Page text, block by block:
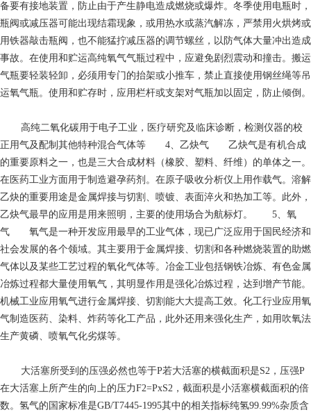
备要有接地装置，防止由于产生静电造成燃烧或爆炸。冬季使用电瓶时，
瓶阀或减压器可能出现结霜现象，或用热水或蒸汽解冻，严禁用火烘烤或
用铁器敲击瓶阀，也不能猛拧减压器的调节螺丝，以防气体大量冲出造成
事故。在使用和贮运高纯氧气气瓶过程中，应避免剧烈震动和撞击。搬运
气瓶要轻装轻卸，必须用专门的抬架或小推车，禁止直接使用钢丝绳等吊
运氧气瓶。使用和贮存时，应用栏杆或支架对气瓶加以固定，防止倾倒。
高纯二氧化碳用于电子工业，医疗研究及临床诊断，检测仪器的校
正用气及配制其他特种混合气体等 4、乙炔气 乙炔气是有机合成
的重要原料之一，也是三大合成材料（橡胶、塑料、纤维）的单体之一。
在医药工业方面用于制造避孕药剂。在原子吸收分析仪上用作载气。溶解
乙炔的重要用途是金属焊接与切割、喷镀、表面淬火和热加工等。此外，
乙炔气最早的应用是用来照明，主要的使用场合为航标灯。 5、氧
气 氧气是一种开发应用最早的工业气体，现已广泛应用于国民经济和
社会发展的各个领域。其主要用于金属焊接、切割和各种燃烧装置的助燃
气体以及某些工艺过程的氧化气体等。冶金工业包括钢铁冶炼、有色金属
冶炼过程都大量使用氧气，其明显作用是强化冶炼过程，达到增产节能。
机械工业应用氧气进行金属焊接、切割能大大提高工效。化工行业应用氧
气制造医药、染料、炸药等化工产品，此外还用来强化生产，如用吹氧法
生产黄磷、喷氧气化劣煤等。
大活塞所受到的压强必然也等于P若大活塞的横截面积是S2，压强P
在大活塞上所产生的向上的压力F2=PxS2，截面积是小活塞横截面积的倍
数。氢气的国家标准是GB/T7445-1995其中的相关指标纯氢99.99%杂质含